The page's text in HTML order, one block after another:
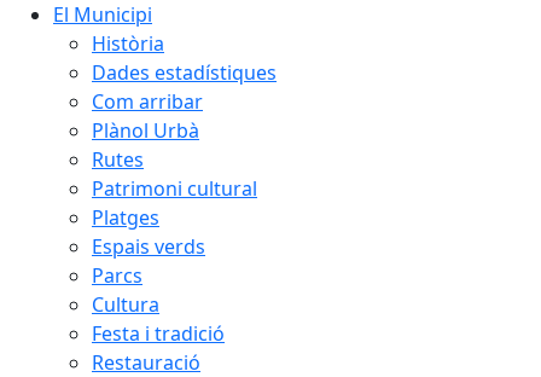
El Municipi
Història
Dades estadístiques
Com arribar
Plànol Urbà
Rutes
Patrimoni cultural
Platges
Espais verds
Parcs
Cultura
Festa i tradició
Restauració